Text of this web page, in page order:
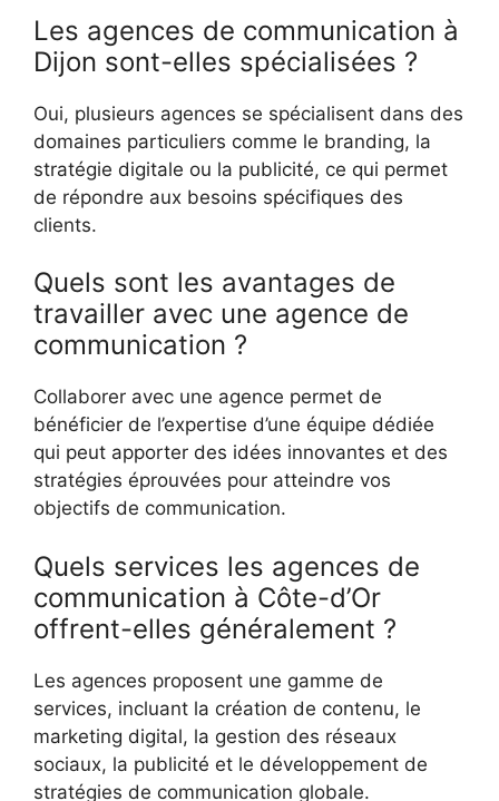
Les agences de communication à
Dijon sont-elles spécialisées ?
Oui, plusieurs agences se spécialisent dans des
domaines particuliers comme le branding, la
stratégie digitale ou la publicité, ce qui permet
de répondre aux besoins spécifiques des
clients.
Quels sont les avantages de
travailler avec une agence de
communication ?
Collaborer avec une agence permet de
bénéficier de l’expertise d’une équipe dédiée
qui peut apporter des idées innovantes et des
stratégies éprouvées pour atteindre vos
objectifs de communication.
Quels services les agences de
communication à Côte-d’Or
offrent-elles généralement ?
Les agences proposent une gamme de
services, incluant la création de contenu, le
marketing digital, la gestion des réseaux
sociaux, la publicité et le développement de
stratégies de communication globale.